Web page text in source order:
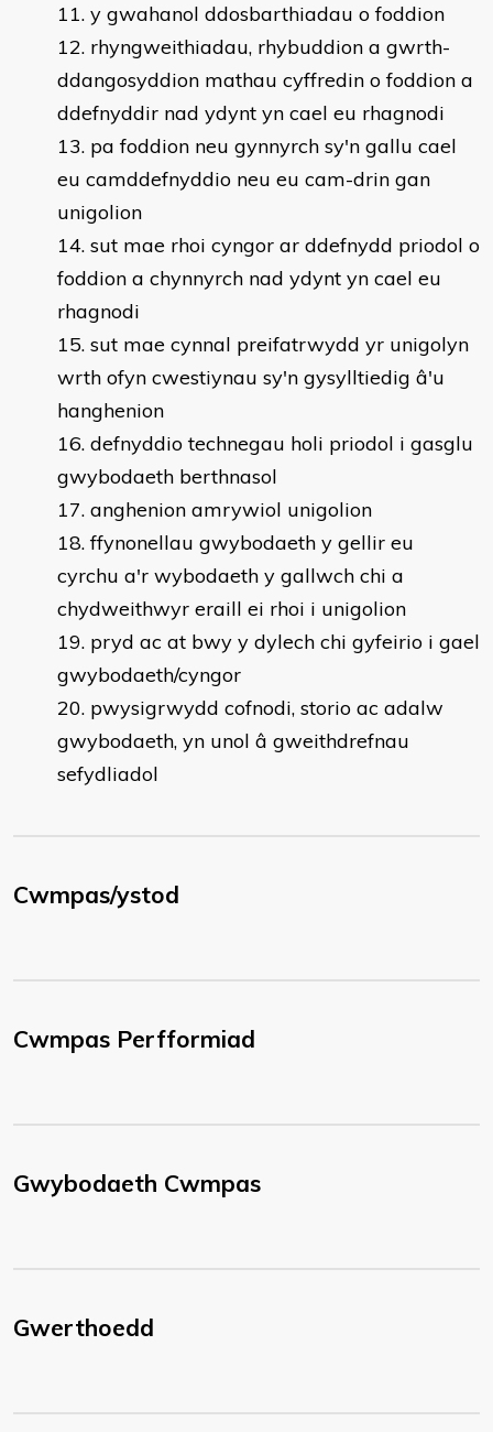
y gwahanol ddosbarthiadau o foddion
rhyngweithiadau, rhybuddion a gwrth-
ddangosyddion mathau cyffredin o foddion a
ddefnyddir nad ydynt yn cael eu rhagnodi
pa foddion neu gynnyrch sy'n gallu cael
eu camddefnyddio neu eu cam-drin gan
unigolion
sut mae rhoi cyngor ar ddefnydd priodol o
foddion a chynnyrch nad ydynt yn cael eu
rhagnodi
sut mae cynnal preifatrwydd yr unigolyn
wrth ofyn cwestiynau sy'n gysylltiedig â'u
hanghenion
defnyddio technegau holi priodol i gasglu
gwybodaeth berthnasol
anghenion amrywiol unigolion
ffynonellau gwybodaeth y gellir eu
cyrchu a'r wybodaeth y gallwch chi a
chydweithwyr eraill ei rhoi i unigolion
pryd ac at bwy y dylech chi gyfeirio i gael
gwybodaeth/cyngor
pwysigrwydd cofnodi, storio ac adalw
gwybodaeth, yn unol â gweithdrefnau
sefydliadol
Cwmpas/ystod
Cwmpas Perfformiad
Gwybodaeth Cwmpas
Gwerthoedd